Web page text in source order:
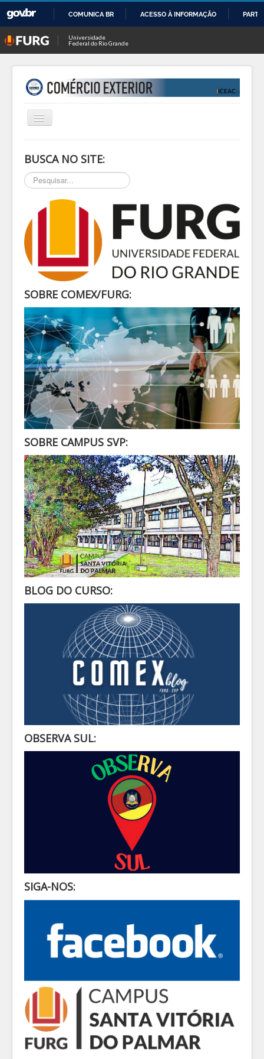
O
CONTEÚDO
COMUNICA BR ACESSO À INFORMAÇÃO
Universidade
Federal do Rio Grande
Alternar
Navegação
SOBRE
NOTÍCIAS
PESQ & EXTEN
SECRETARIA
CONTATO
LOGIN
BUSCA NO SITE:
Pesquisar...
SOBRE COMEX/FURG:
SOBRE CAMPUS SVP:
BLOG DO CURSO:
OBSERVA SUL:
SIGA-NOS: